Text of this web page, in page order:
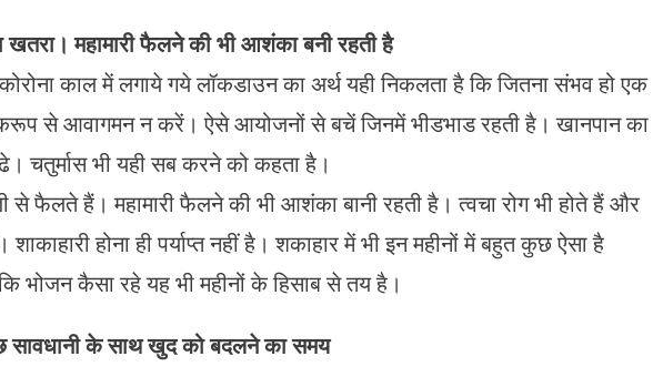
खतरा। महामारी फैलने की भी आशंका बनी रहती है
काल में लगाये गये लॉकडाउन का अर्थ यही निकलता है कि जितना संभव हो एक
से आवागमन न करें। ऐसे आयोजनों से बचें जिनमें भीडभाड रहती है। खानपान का
चतुर्मास भी यही सब करने को कहता है।
से फैलते हैं। महामारी फैलने की भी आशंका बानी रहती है। त्वचा रोग भी होते हैं और
शाकाहारी होना ही पर्याप्त नहीं है। शकाहार में भी इन महीनों में बहुत कुछ ऐसा है
भोजन कैसा रहे यह भी महीनों के हिसाब से तय है।
सावधानी के साथ खुद को बदलने का समय